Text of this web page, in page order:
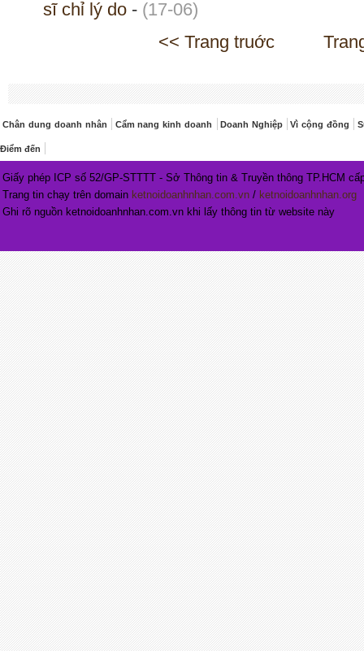
sĩ chỉ lý do - (17-06)
<< Trang truớc
Chân dung doanh nhân Cẩm nang kinh doanh Doanh Nghiệp Vì cộng đồng
Điểm đến
Giấy phép ICP số 52/GP-STTTT - Sở Thông tin & Truyền thông TP.HCM
Trang tin chạy trên domain ketnoidoanhnhan.com.vn / ketnoidoanhnhan.org
Ghi rõ nguồn ketnoidoanhnhan.com.vn khi lấy thông tin từ website này